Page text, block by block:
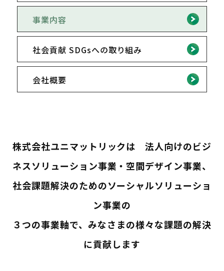
事業内容
社会貢献 SDGsへの取り組み
会社概要
株式会社ユニマットリックは 法人向けのビジ
ネスソリューション事業・空間デザイン事業、
社会課題解決のためのソーシャルソリューショ
ン事業の
３つの事業軸で、みなさまの様々な課題の解決
に貢献します